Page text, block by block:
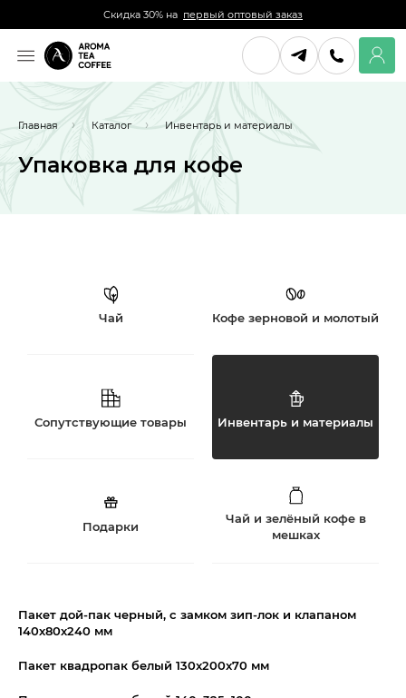
Скидка 30% на первый оптовый заказ
Главная Каталог Инвентарь и материалы
Упаковка для кофе
Чай Кофе зерновой и молотый
Сопутствующие товары Инвентарь и материалы
Подарки
Чай и зелёный кофе в
мешках
Пакет дой-пак черный, с замком зип-лок и клапаном
140х80х240 мм
Пакет квадропак белый 130x200x70 мм